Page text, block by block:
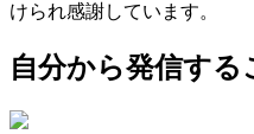
けられ感謝しています。
自分から発信する